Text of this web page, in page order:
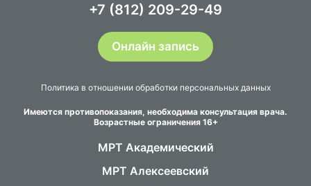
+7 (812) 209-29-49
Онлайн запись
Политика в отношении обработки персональных данных
Имеются противопоказания, необходима консультация врача.
Возрастные ограничения 16+
МРТ Академический
МРТ Алексеевский